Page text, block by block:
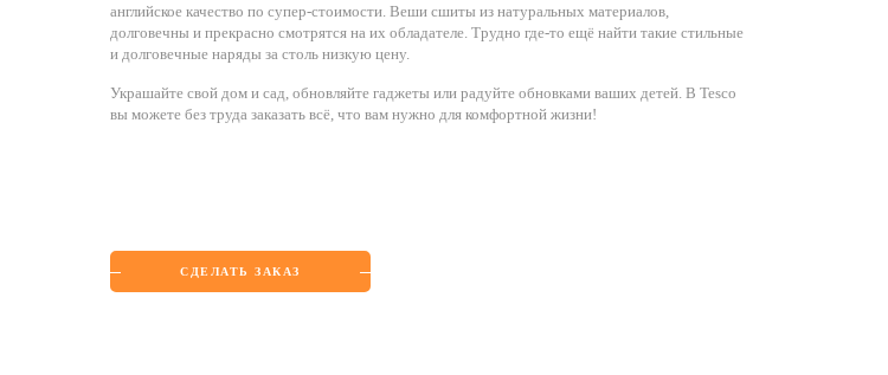
английское качество по супер-стоимости. Веши сшиты из натуральных материалов,
долговечны и прекрасно смотрятся на их обладателе. Трудно где-то ещё найти такие стильные
и долговечные наряды за столь низкую цену.
Украшайте свой дом и сад, обновляйте гаджеты или радуйте обновками ваших детей. В Tesco
вы можете без труда заказать всё, что вам нужно для комфортной жизни!
СДЕЛАТЬ ЗАКАЗ